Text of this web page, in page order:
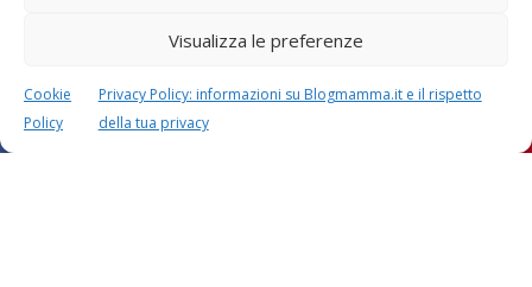
Visualizza le preferenze
Cookie
Policy
Privacy Policy: informazioni su Blogmamma.it e il rispetto
della tua privacy
Chi siamo Contatti